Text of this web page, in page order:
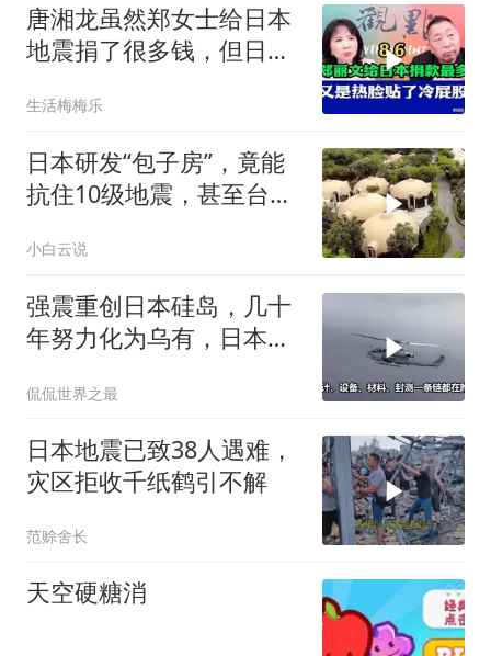
唐湘龙虽然郑女士给日本
地震捐了很多钱，但日本
生活梅梅乐
日本研发“包子房”，竟能
抗住10级地震，甚至台风
小白云说
强震重创日本硅岛，几十
年努力化为乌有，日本国
侃侃世界之最
日本地震已致38人遇难，
灾区拒收千纸鹤引不解
范赊舍长
天空硬糖消